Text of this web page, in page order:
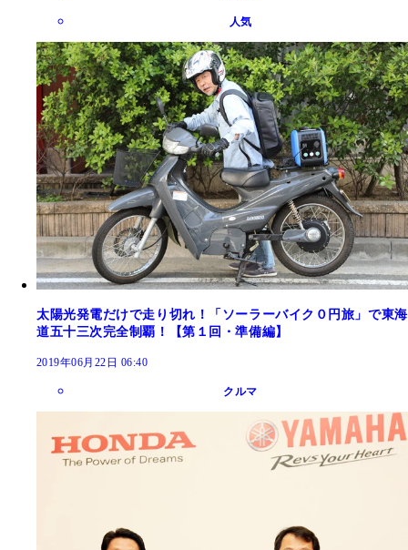
人気
太陽光発電だけで走り切れ！「ソーラーバイク０円旅」で東海
道五十三次完全制覇！【第１回・準備編】
2019年06月22日 06:40
クルマ